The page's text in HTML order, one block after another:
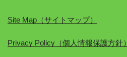
Site Map（サイトマップ）
Privacy Policy（個人情報保護方針）